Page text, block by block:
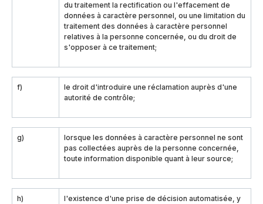
du traitement la rectification ou l'effacement de
données à caractère personnel, ou une limitation du
traitement des données à caractère personnel
relatives à la personne concernée, ou du droit de
s'opposer à ce traitement;
f)
le droit d'introduire une réclamation auprès d'une
autorité de contrôle;
g)
lorsque les données à caractère personnel ne sont
pas collectées auprès de la personne concernée,
toute information disponible quant à leur source;
h)
l'existence d'une prise de décision automatisée, y